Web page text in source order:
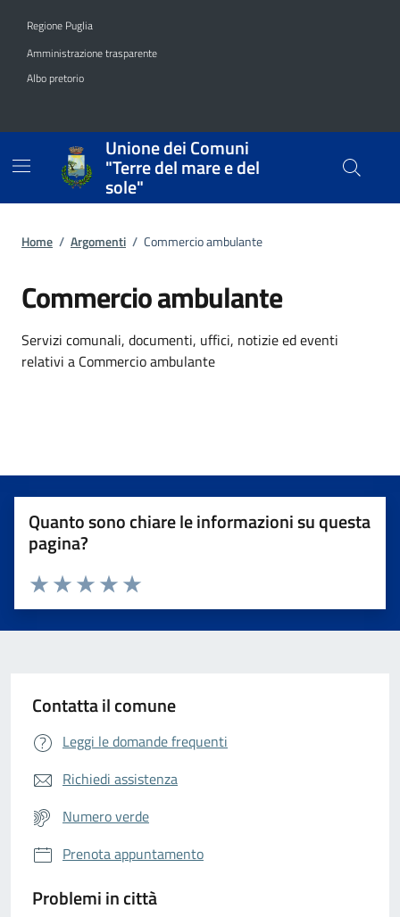
Regione Puglia
Amministrazione trasparente
Albo pretorio
Unione dei Comuni
"Terre del mare e del
sole"
Home / Argomenti / Commercio ambulante
Commercio ambulante
Dettagli dell'argomento
Servizi comunali, documenti, uffici, notizie ed eventi
relativi a Commercio ambulante
Quanto sono chiare le informazioni su questa
pagina?
Valuta da 1 a 5 stelle la pagina
Valuta 5 stelle su 5
Valuta 4 stelle su 5
Valuta 3 stelle su 5
Valuta 2 stelle su 5
Valuta 1 stelle su 5
Contatta il comune
Leggi le domande frequenti
Richiedi assistenza
Numero verde
Prenota appuntamento
Problemi in città